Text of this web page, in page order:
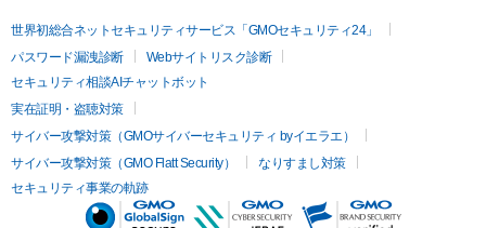
世界初総合ネットセキュリティサービス「GMOセキュリティ24」
パスワード漏洩診断
Webサイトリスク診断
セキュリティ相談AIチャットボット
実在証明・盗聴対策
サイバー攻撃対策（GMOサイバーセキュリティ byイエラエ）
サイバー攻撃対策（GMO Flatt Security）
なりすまし対策
セキュリティ事業の軌跡